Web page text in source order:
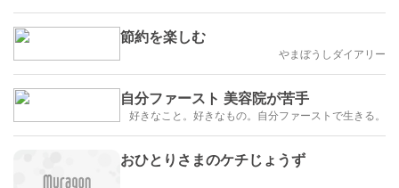
節約を楽しむ
やまぼうしダイアリー
自分ファースト 美容院が苦手
好きなこと。好きなもの。自分ファーストで生きる。
おひとりさまのケチじょうず